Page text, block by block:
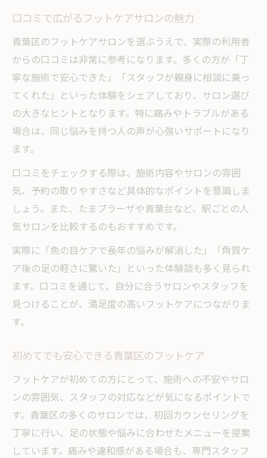
口コミで広がるフットケアサロンの魅力
青葉区のフットケアサロンを選ぶうえで、実際の利用者
からの口コミは非常に参考になります。多くの方が「丁
寧な施術で安心できた」「スタッフが親身に相談に乗っ
てくれた」といった体験をシェアしており、サロン選び
の大きなヒントとなります。特に痛みやトラブルがある
場合は、同じ悩みを持つ人の声が心強いサポートになり
ます。
口コミをチェックする際は、施術内容やサロンの雰囲
気、予約の取りやすさなど具体的なポイントを意識しま
しょう。また、たまプラーザや青葉台など、駅ごとの人
気サロンを比較するのもおすすめです。
実際に「魚の目ケアで長年の悩みが解消した」「角質ケ
ア後の足の軽さに驚いた」といった体験談も多く見られ
ます。口コミを通じて、自分に合うサロンやスタッフを
見つけることが、満足度の高いフットケアにつながりま
す。
初めてでも安心できる青葉区のフットケア
フットケアが初めての方にとって、施術への不安やサロ
ンの雰囲気、スタッフの対応などが気になるポイントで
す。青葉区の多くのサロンでは、初回カウンセリングを
丁寧に行い、足の状態や悩みに合わせたメニューを提案
しています。痛みや違和感がある場合も、専門スタッフ